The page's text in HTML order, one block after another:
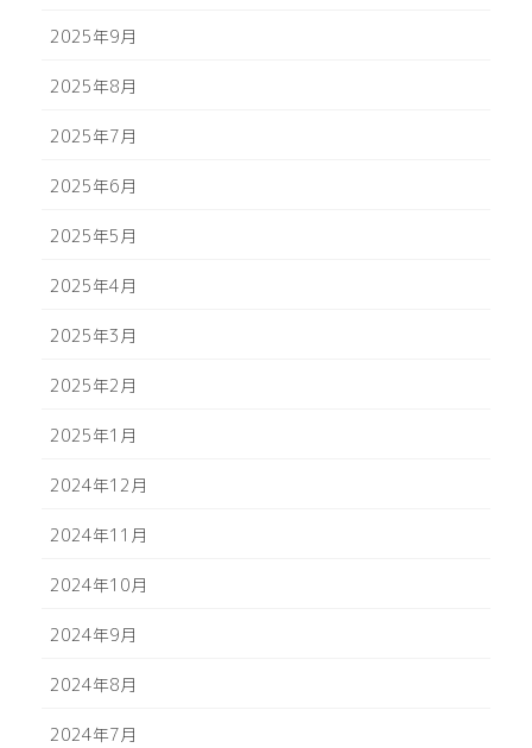
2025年9月
2025年8月
2025年7月
2025年6月
2025年5月
2025年4月
2025年3月
2025年2月
2025年1月
2024年12月
2024年11月
2024年10月
2024年9月
2024年8月
2024年7月